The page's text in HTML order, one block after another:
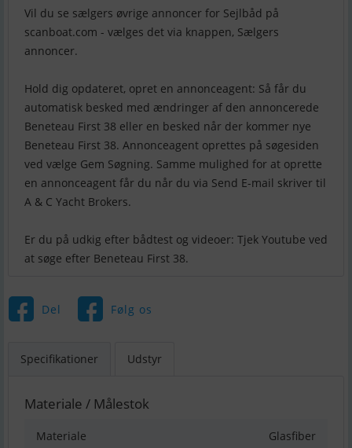
Vil du se sælgers øvrige annoncer for Sejlbåd på
scanboat.com - vælges det via knappen, Sælgers
annoncer.
Hold dig opdateret, opret en annonceagent: Så får du
automatisk besked med ændringer af den annoncerede
Beneteau First 38 eller en besked når der kommer nye
Beneteau First 38. Annonceagent oprettes på søgesiden
ved vælge Gem Søgning. Samme mulighed for at oprette
en annonceagent får du når du via Send E-mail skriver til
A & C Yacht Brokers.
Er du på udkig efter bådtest og videoer: Tjek Youtube ved
Del Følg os
Specifikationer Udstyr
Materiale / Målestok
Materiale Glasfiber